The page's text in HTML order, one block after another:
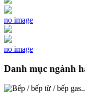
no image
no image
Danh mục ngành